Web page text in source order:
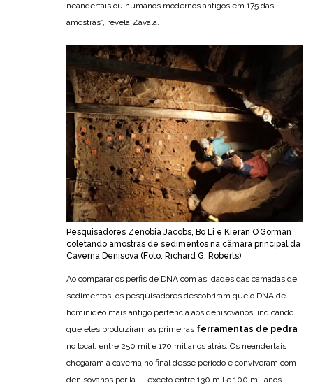
neandertais ou humanos modernos antigos em 175 das
amostras”, revela Zavala.
Pesquisadores Zenobia Jacobs, Bo Li e Kieran O’Gorman
coletando amostras de sedimentos na câmara principal da
Caverna Denisova (Foto: Richard G. Roberts)
Ao comparar os perfis de DNA com as idades das camadas de
sedimentos, os pesquisadores descobriram que o DNA de
hominídeo mais antigo pertencia aos denisovanos, indicando
que eles produziram as primeiras ferramentas de pedra
no local, entre 250 mil e 170 mil anos atrás. Os neandertais
chegaram à caverna no final desse período e conviveram com
denisovanos por lá — exceto entre 130 mil e 100 mil anos